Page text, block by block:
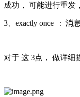
成功， 可能进行重发
3、exactly once : 消
对于 这 3点， 做详细